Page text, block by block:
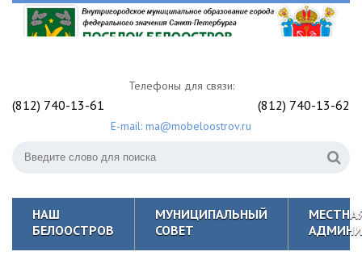
Телефоны для связи:
(812) 740-13-61 (812) 740-13-62
E-mail: ma@mobeloostrov.ru
НАШ
БЕЛООСТРОВ
МУНИЦИПАЛЬНЫЙ
СОВЕТ